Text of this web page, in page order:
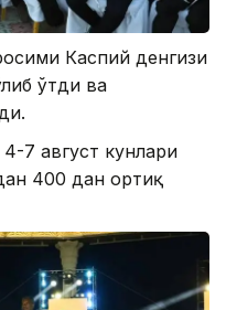
Каспий денгизи
ўтди ва
7 август кунлари
400 дан ортиқ